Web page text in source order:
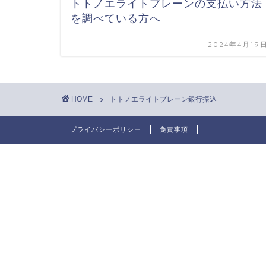
トトノエライトプレーンの支払い方法
を調べている方へ
2024年4月19
HOME トトノエライトプレーン銀行振込
プライバシーポリシー 免責事項